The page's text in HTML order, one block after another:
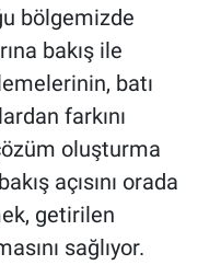
bölgemizde
bakış ile
batı
farkını
oluşturma
açısını orada
getirilen
sağlıyor.